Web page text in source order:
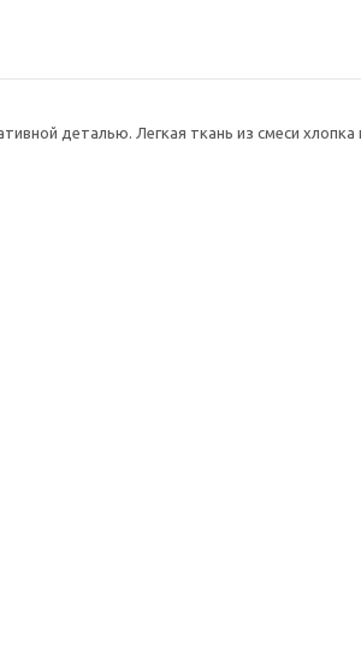
деталью. Легкая ткань из смеси хлопка